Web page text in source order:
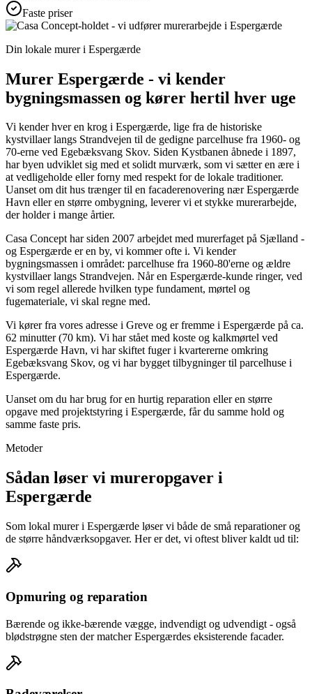
Faste priser
Din lokale murer i Espergærde
Murer Espergærde - vi kender
bygningsmassen og kører hertil hver uge
Vi kender hver en krog i Espergærde, lige fra de historiske
kystvillaer langs Strandvejen til de gedigne parcelhuse fra 1960- og
70-erne ved Egebæksvang Skov. Siden Kystbanen åbnede i 1897,
har byen udviklet sig med et solidt murværk, som vi sætter en ære i
at vedligeholde eller forny med respekt for de lokale traditioner.
Uanset om dit hus trænger til en facaderenovering nær Espergærde
Havn eller en større ombygning, leverer vi et stykke murerarbejde,
der holder i mange årtier.
Casa Concept har siden 2007 arbejdet med murerfaget på Sjælland -
og Espergærde er en by, vi kommer ofte i. Vi kender
bygningsmassen i området: parcelhuse fra 1960-80'erne og ældre
kystvillaer langs Strandvejen. Når en Espergærde-kunde ringer, ved
vi som regel allerede hvilken type fundament, mørtel og
fugemateriale, vi skal regne med.
Vi kører fra vores adresse i Greve og er fremme i Espergærde på ca.
62 minutter (70 km). Vi har stået med koste og kalkmørtel ved
Espergærde Havn, vi har skiftet fuger i kvartererne omkring
Egebæksvang Skov, og vi har bygget tilbygninger til parcelhuse i
Espergærde.
Uanset om du har brug for en hurtig reparation eller en større
opgave med projektstyring i Espergærde, får du samme hold og
samme faste pris.
Metoder
Sådan løser vi mureropgaver i
Espergærde
Som lokal murer i Espergærde løser vi både de små reparationer og
de større håndværksopgaver. Her er det, vi oftest bliver kaldt ud til:
Opmuring og reparation
Bærende og ikke-bærende vægge, indvendigt og udvendigt - også
blødstrøgne sten der matcher Espergærdes eksisterende facader.